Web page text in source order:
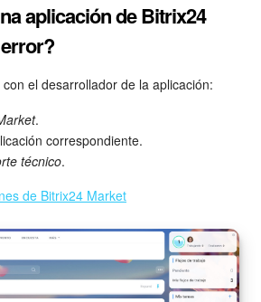
aplicación de Bitrix24
el desarrollador de la aplicación:
.
correspondiente.
técnico.
de Bitrix24 Market